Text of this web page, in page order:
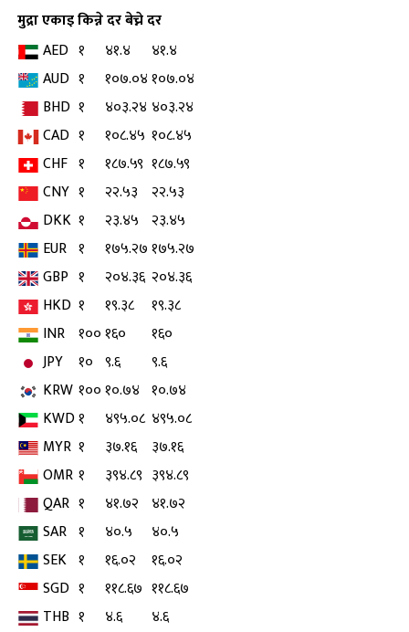
मुद्राएकाइकिन्ने दरबेच्ने दर
AED १ ४१.४
४१.४
AUD १ १०७.०४१०७.०४
BHD १ ४०३.२४ ४०३.२४
CAD १ १०८.४५ १०८.४५
CHF १ १८७.५९ १८७.५९
CNY १ २२.५३
२२.५३
DKK १ २३.४५ २३.४५
EUR १ १७५.२७१७५.२७
GBP १ २०४.३६ २०४.३६
HKD १ १९.३८
१९.३८
INR १००१६०
१६०
JPY
१० ९.६
९.६
KRW १००१०.७४ १०.७४
KWD१ ४९५.०८ ४९५.०८
MYR १ ३७.१६
३७.१६
OMR १ ३९४.८९ ३९४.८९
QAR १ ४१.७२ ४१.७२
SAR १ ४०.५
४०.५
SEK १ १६.०२
१६.०२
SGD १ ११८.६७ ११८.६७
THB १ ४.६
४.६